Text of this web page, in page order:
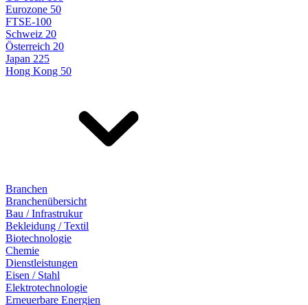
Eurozone 50
FTSE-100
Schweiz 20
Österreich 20
Japan 225
Hong Kong 50
Branchen
Branchenübersicht
Bau / Infrastrukur
Bekleidung / Textil
Biotechnologie
Chemie
Dienstleistungen
Eisen / Stahl
Elektrotechnologie
Erneuerbare Energien